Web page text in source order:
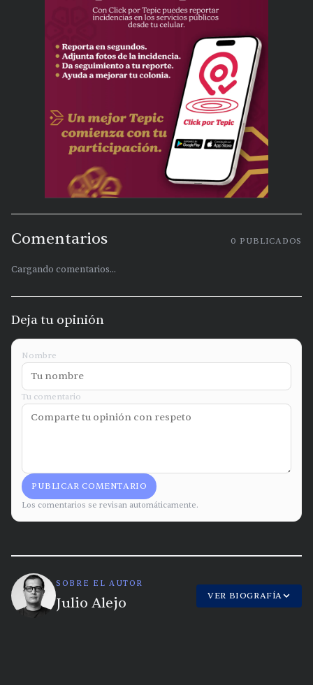
Comentarios 0 PUBLICADOS
Cargando comentarios...
Deja tu opinión
Nombre
Tu comentario
PUBLICAR COMENTARIO
Los comentarios se revisan automáticamente.
SOBRE EL AUTOR
Julio Alejo VER BIOGRAFÍA